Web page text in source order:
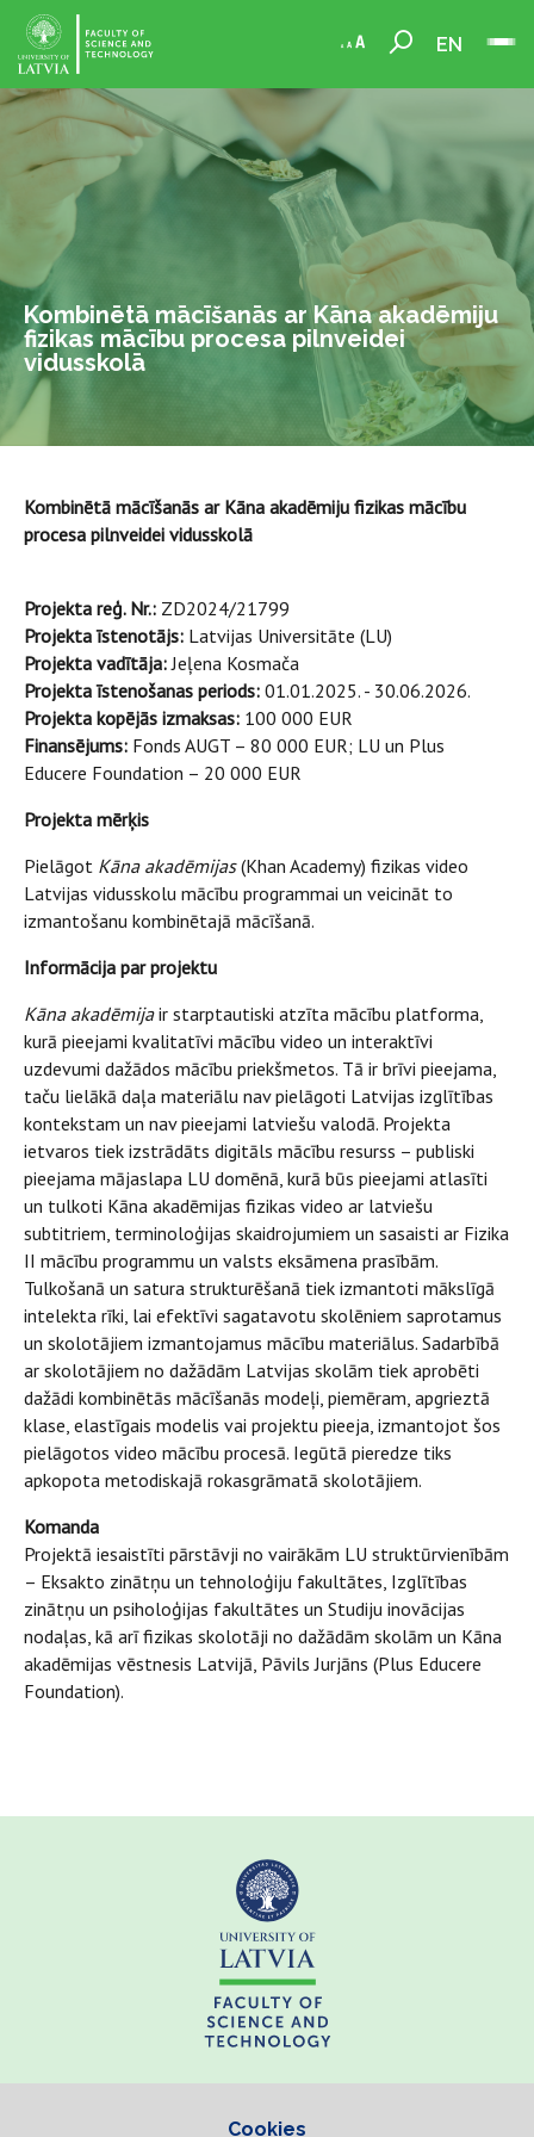
EN
Kombinētā mācīšanās ar Kāna akadēmiju
fizikas mācību procesa pilnveidei
vidusskolā
Kombinētā mācīšanās ar Kāna akadēmiju fizikas mācību
procesa pilnveidei vidusskolā
Projekta reģ. Nr.: ZD2024/21799
Projekta īstenotājs: Latvijas Universitāte (LU)
Projekta vadītāja:Jeļena Kosmača
Projekta īstenošanas periods: 01.01.2025. - 30.06.2026.
Projekta kopējās izmaksas: 100 000 EUR
Finansējums: Fonds AUGT – 80 000 EUR; LU un Plus
Educere Foundation – 20 000 EUR
Projekta mērķis
Pielāgot Kāna akadēmijas(Khan Academy) fizikas video
Latvijas vidusskolu mācību programmai un veicināt to
izmantošanu kombinētajā mācīšanā.
Informācija par projektu
Kāna akadēmijair starptautiski atzīta mācību platforma,
kurā pieejami kvalitatīvi mācību video un interaktīvi
uzdevumi dažādos mācību priekšmetos. Tā ir brīvi pieejama,
taču lielākā daļa materiālu nav pielāgoti Latvijas izglītības
kontekstam un nav pieejami latviešu valodā. Projekta
ietvaros tiek izstrādāts digitāls mācību resurss – publiski
pieejama mājaslapa LU domēnā, kurā būs pieejami atlasīti
un tulkoti Kāna akadēmijas fizikas video ar latviešu
subtitriem, terminoloģijas skaidrojumiem un sasaisti ar Fizika
II mācību programmu un valsts eksāmena prasībām.
Tulkošanā un satura strukturēšanā tiek izmantoti mākslīgā
intelekta rīki, lai efektīvi sagatavotu skolēniem saprotamus
un skolotājiem izmantojamus mācību materiālus. Sadarbībā
ar skolotājiem no dažādām Latvijas skolām tiek aprobēti
dažādi kombinētās mācīšanās modeļi, piemēram, apgrieztā
klase, elastīgais modelis vai projektu pieeja, izmantojot šos
pielāgotos video mācību procesā. Iegūtā pieredze tiks
apkopota metodiskajā rokasgrāmatā skolotājiem.
Komanda
Projektā iesaistīti pārstāvji no vairākām LU struktūrvienībām
– Eksakto zinātņu un tehnoloģiju fakultātes, Izglītības
zinātņu un psiholoģijas fakultātes un Studiju inovācijas
nodaļas, kā arī fizikas skolotāji no dažādām skolām un Kāna
akadēmijas vēstnesis Latvijā, Pāvils Jurjāns (Plus Educere
Foundation).
Cookies